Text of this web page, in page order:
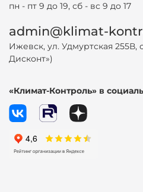
пн - пт 9 до 19, сб - вс 9 до 17
admin@klimat-
Ижевск, ул. Удмуртская 255В,
Дисконт»)
«Климат-Контроль» в